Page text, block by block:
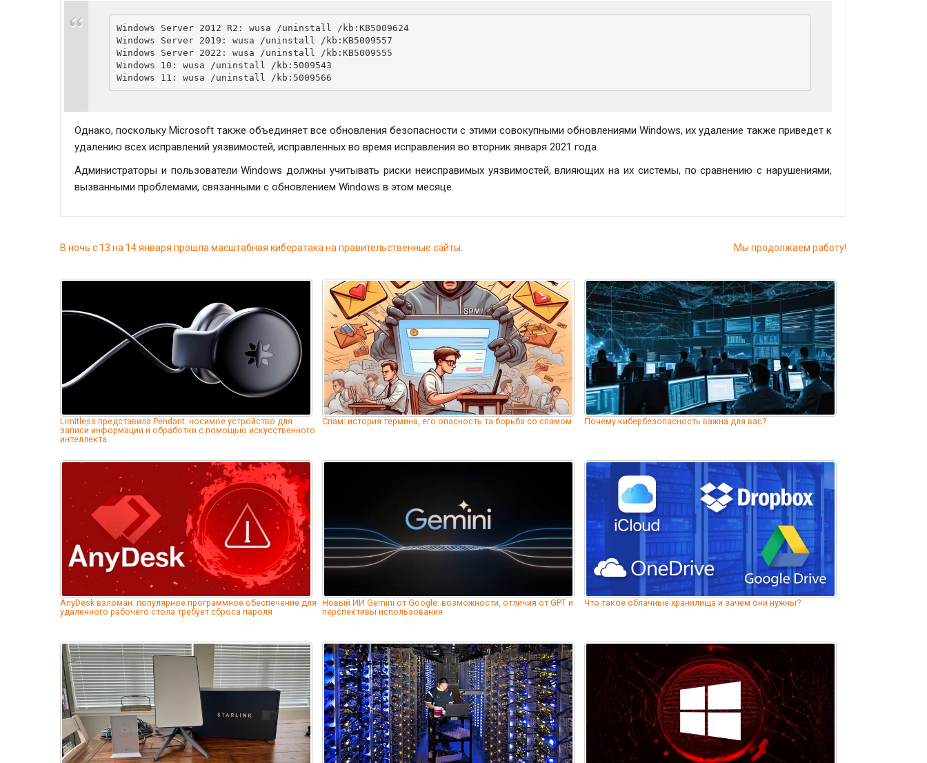
Windows Server 2012 R2: wusa /uninstall /kb:KB5009624
Windows Server 2019: wusa /uninstall /kb:KB5009557
Windows Server 2022: wusa /uninstall /kb:KB5009555
Windows 10: wusa /uninstall /kb:5009543
Windows 11: wusa /uninstall /kb:5009566
Однако, поскольку Microsoft также объединяет все обновления безопасности с этими совокупными обновлениями Windows, их удаление также приведет к
удалению всех исправлений уязвимостей, исправленных во время исправления во вторник января 2021 года.
Администраторы и пользователи Windows должны учитывать риски неисправимых уязвимостей, влияющих на их системы, по сравнению с нарушениями,
вызванными проблемами, связанными с обновлением Windows в этом месяце.
В ночь с 13 на 14 января прошла масштабная кибератака на правительственные сайты. Мы продолжаем работу!
Limitless представила Pendant: носимое устройство для
записи информации и обработки с помощью искусственного
интеллекта
Спам: история термина, его опасность та борьба со спамом Почему кибербезопасность важна для вас?
AnyDesk взломан: популярное программное обеспечение для
удаленного рабочего стола требует сброса пароля
Новый ИИ Gemini от Google: возможности, отличия от GPT и
перспективы использования
Что такое облачные хранилища и зачем они нужны?